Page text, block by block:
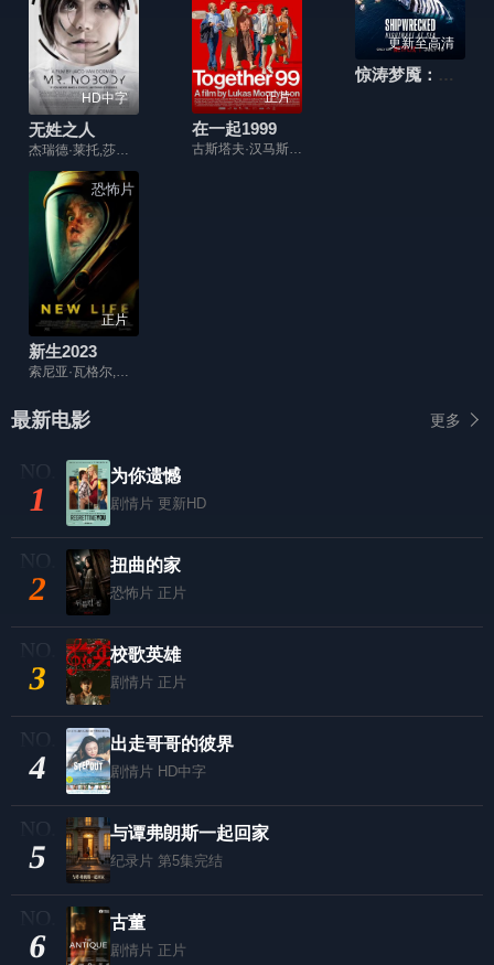
HD中字
无姓之人
杰瑞德·莱托,莎拉·波利,黛安·克鲁格,范林丹,瑞斯·伊凡斯,娜塔莎·里特,托比·瑞格波,朱诺·坦普尔,克莱尔·斯通,阿兰·柯德勒,丹尼尔·梅斯,迈克尔·莱利,帕斯卡·杜奎奈,托马斯·伯恩,Catherine Demaiffe,哈罗德·曼宁,Anders Morris
正片
在一起1999
古斯塔夫·汉马斯顿,沙汀·罗尼,安佳·伦德克维斯特,Jessica Liedberg,奥尔·萨里,Lars Frode,Cecilia Frode
更新至高清
惊涛梦魇：豪华邮轮沉没事件
恐怖片
正片
新生2023
索尼亚·瓦格尔,海莉·艾琳,托尼·阿门多拉,Nick George,艾安娜·伯克希尔,Betty Moyer,Blaine Palmer,杰布·贝里耶,Cyndi Rhoads,David Loftus
最新电影 更多
1
为你遗憾
剧情片 更新HD
2
扭曲的家
恐怖片 正片
3
校歌英雄
剧情片 正片
4
出走哥哥的彼界
剧情片 HD中字
5
与谭弗朗斯一起回家
纪录片 第5集完结
6
古董
剧情片 正片